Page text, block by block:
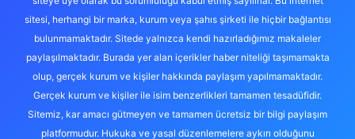
sitesi, herhangi bir marka, kurum veya şahıs şirketi ile hiçbir bağlantısı
bulunmamaktadır. Sitede yalnızca kendi hazırladığımız makaleler
paylaşılmaktadır. Burada yer alan içerikler haber niteliği taşımamakta
olup, gerçek kurum ve kişiler hakkında paylaşım yapılmamaktadır.
Gerçek kurum ve kişiler ile isim benzerlikleri tamamen tesadüfidir.
Sitemiz, kar amacı gütmeyen ve tamamen ücretsiz bir bilgi paylaşım
platformudur. Hukuka ve yasal düzenlemelere aykırı olduğunu